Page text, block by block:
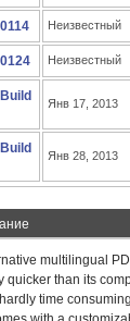
Неизвестный
Неизвестный
Янв 17, 2013
Янв 28, 2013
multilingual
than its
time